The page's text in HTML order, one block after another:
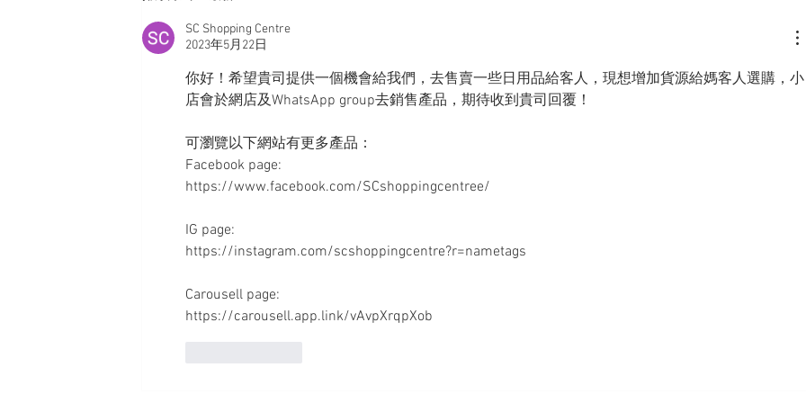
SC Shopping Centre
2023年5月22日
你好！希望貴司提供一個機會給我們，去售賣一些日用品給客人，現想增加貨源給媽客人選購，小
店會於網店及WhatsApp group去銷售產品，期待收到貴司回覆！
可瀏覽以下網站有更多產品：
Facebook page:
https://www.facebook.com/SCshoppingcentree/
IG page:
https://instagram.com/scshoppingcentre?r=nametags
Carousell page:
https://carousell.app.link/vAvpXrqpXob